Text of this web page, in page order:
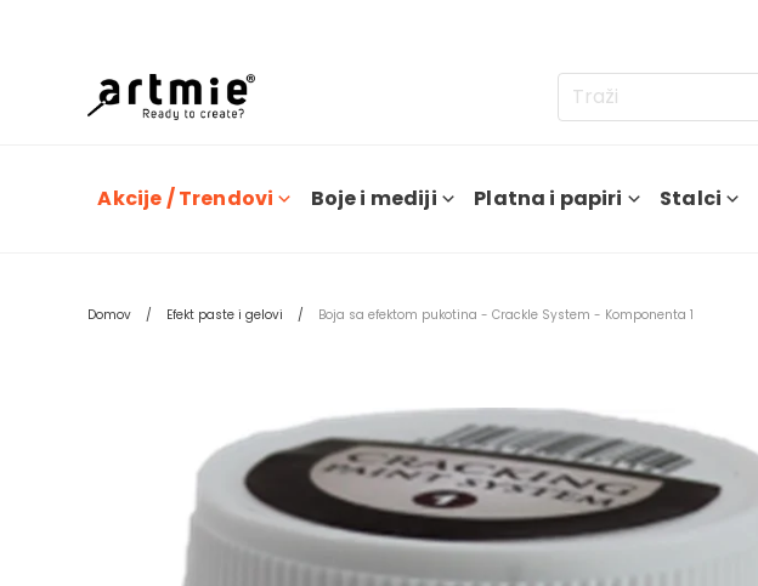
Akcije / Trendovi Boje i mediji Platna i papiri Stalci
Domov Efekt paste i gelovi Boja sa efektom pukotina - Crackle System - Komponenta 1